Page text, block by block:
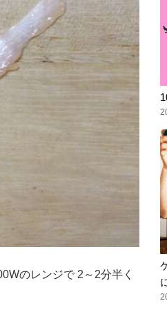
のレンジで 2～2分半く